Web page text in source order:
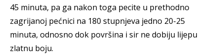
45 minuta, pa ga nakon toga pecite u prethodno
zagrijanoj pećnici na 180 stupnjeva jedno 20-25
minuta, odnosno dok površina i sir ne dobiju lijepu
zlatnu boju.